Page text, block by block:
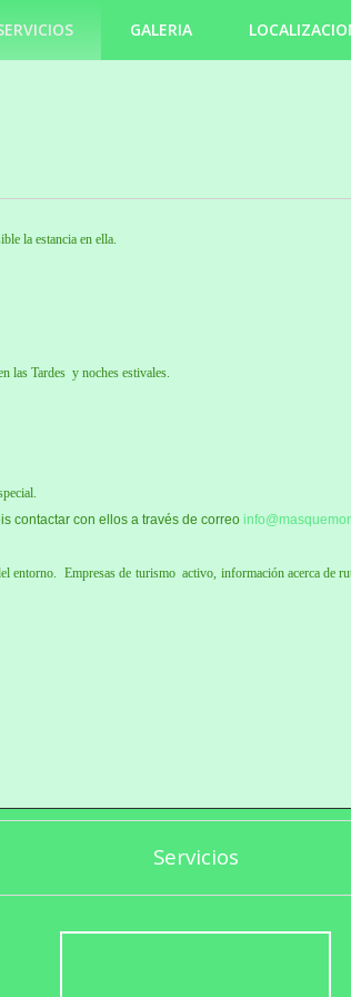
GALERIA
la estancia en ella.
las Tardes y noches estivales.
contactar con ellos a través de correo
entorno. Empresas de turismo activo, información acerca
Servicios